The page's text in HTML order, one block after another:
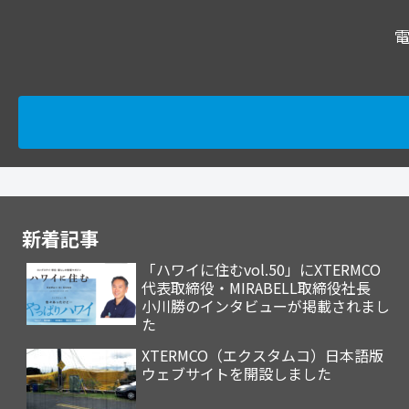
新着記事
「ハワイに住むvol.50」にXTERMCO
代表取締役・MIRABELL取締役社長
小川勝のインタビューが掲載されまし
た
XTERMCO（エクスタムコ）日本語版
ウェブサイトを開設しました